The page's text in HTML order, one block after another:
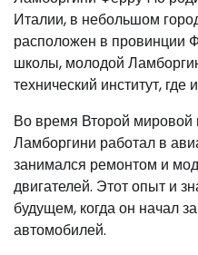
Италии, в небольшом
расположен в провинции
школы, молодой
технический институт, где
Во время Второй
Ламборгини работал в
занимался ремонтом и
двигателей. Этот опыт и
будущем, когда он начал
автомобилей.